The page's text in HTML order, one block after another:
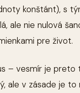
konštánt), s
ale nie nulová
pre život.
– vesmír je preto
ale v zásade je to